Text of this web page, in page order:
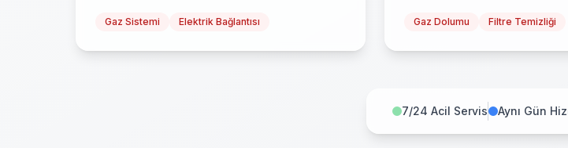
Gaz Sistemi Elektrik Bağlantısı Gaz Dolumu Filtre Temizliği
7/24 Acil Servis Aynı Gün